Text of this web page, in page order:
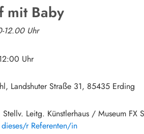
mit Baby
12.00 Uhr
Uhr
Landshuter Straße 31 85435 Erding
Leitg. Künstlerhaus / Museum FX
r Referenten/in